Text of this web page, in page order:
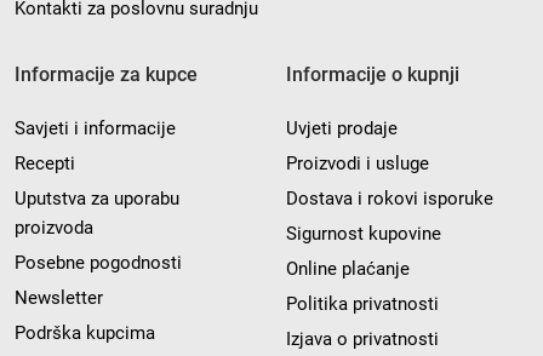
Kontakti za poslovnu suradnju
Informacije za kupce
Savjeti i informacije
Recepti
Uputstva za uporabu
proizvoda
Posebne pogodnosti
Newsletter
Podrška kupcima
Informacije o kupnji
Uvjeti prodaje
Proizvodi i usluge
Dostava i rokovi isporuke
Sigurnost kupovine
Online plaćanje
Politika privatnosti
Izjava o privatnosti